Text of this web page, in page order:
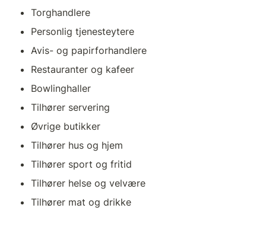
Torghandlere
Personlig tjenesteytere
Avis- og papirforhandlere
Restauranter og kafeer
Bowlinghaller
Tilhører servering
Øvrige butikker
Tilhører hus og hjem
Tilhører sport og fritid
Tilhører helse og velvære
Tilhører mat og drikke